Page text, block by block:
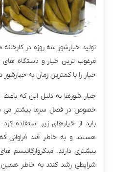
تولید خیارشور سه روزه در
مرغوب ترین خیار و دستگاه های
خیار را با کمترین زمان به خیارشور
خیار شورها به دلیل این که
خصوص در فصل سرما بیشتر می
باید از خیارهای زیر استفاده
هستند و به خاطر قند فراوانی
بیشتری دارند.
شرایطی رشد کنند به خاطر